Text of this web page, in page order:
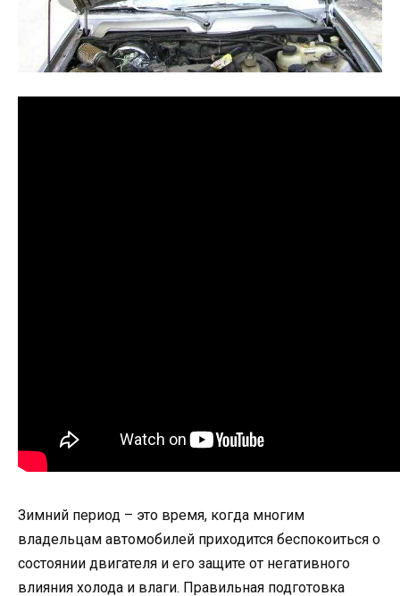
Зимний период – это время, когда многим
владельцам автомобилей приходится беспокоиться о
состоянии двигателя и его защите от негативного
влияния холода и влаги. Правильная подготовка